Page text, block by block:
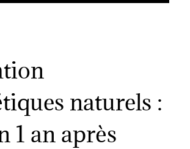
naturels :
1 an après